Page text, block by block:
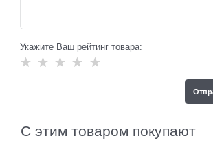
Укажите Ваш рейтинг товара:
С этим товаром покупают